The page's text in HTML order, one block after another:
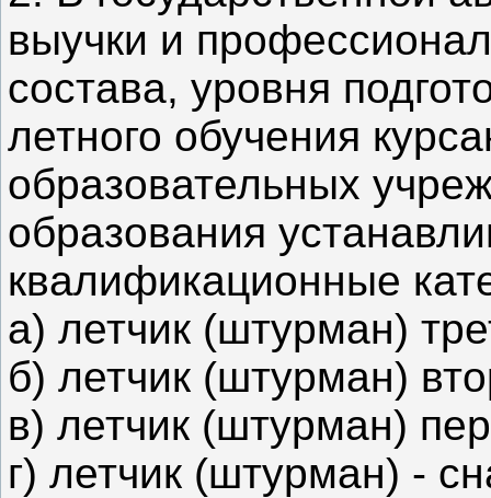
выучки и
состава, уровня
летного обучения
образовательных
образования
квалификационные
а) летчик (штурман)
б) летчик (штурман)
в) летчик (штурман)
г) летчик (штурман) -